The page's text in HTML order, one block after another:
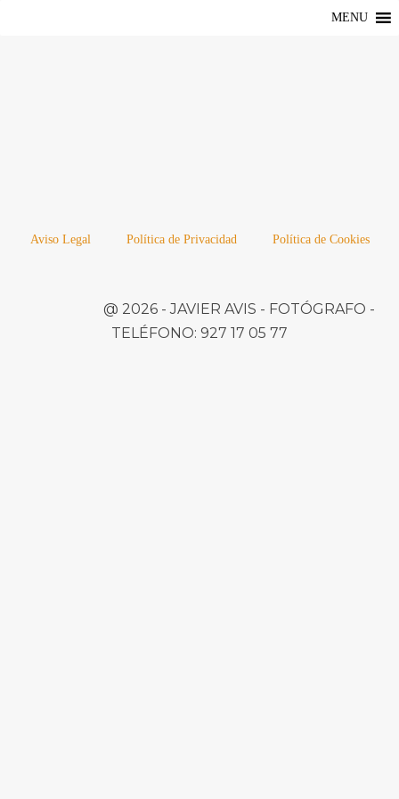
MENU
Aviso Legal Política de Privacidad Política de Cookies
@ 2026 -JAVIER AVIS - FOTÓGRAFO -
TELÉFONO: 927 17 05 77